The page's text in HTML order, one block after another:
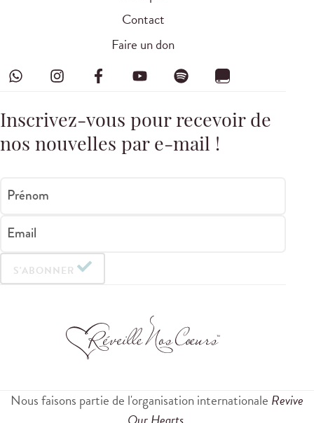
Contact
Faire un don
Inscrivez-vous pour recevoir de
nos nouvelles par e-mail !
Prénom
Email
S'ABONNER
Nous faisons partie de l'organisation internationale Revive